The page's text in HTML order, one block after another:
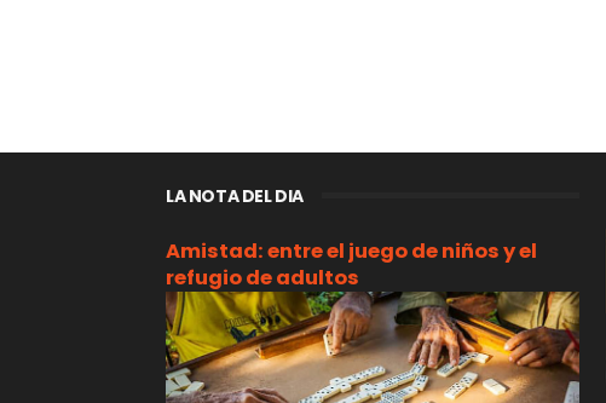
LA NOTA DEL DIA
Amistad: entre el juego de niños y el
refugio de adultos